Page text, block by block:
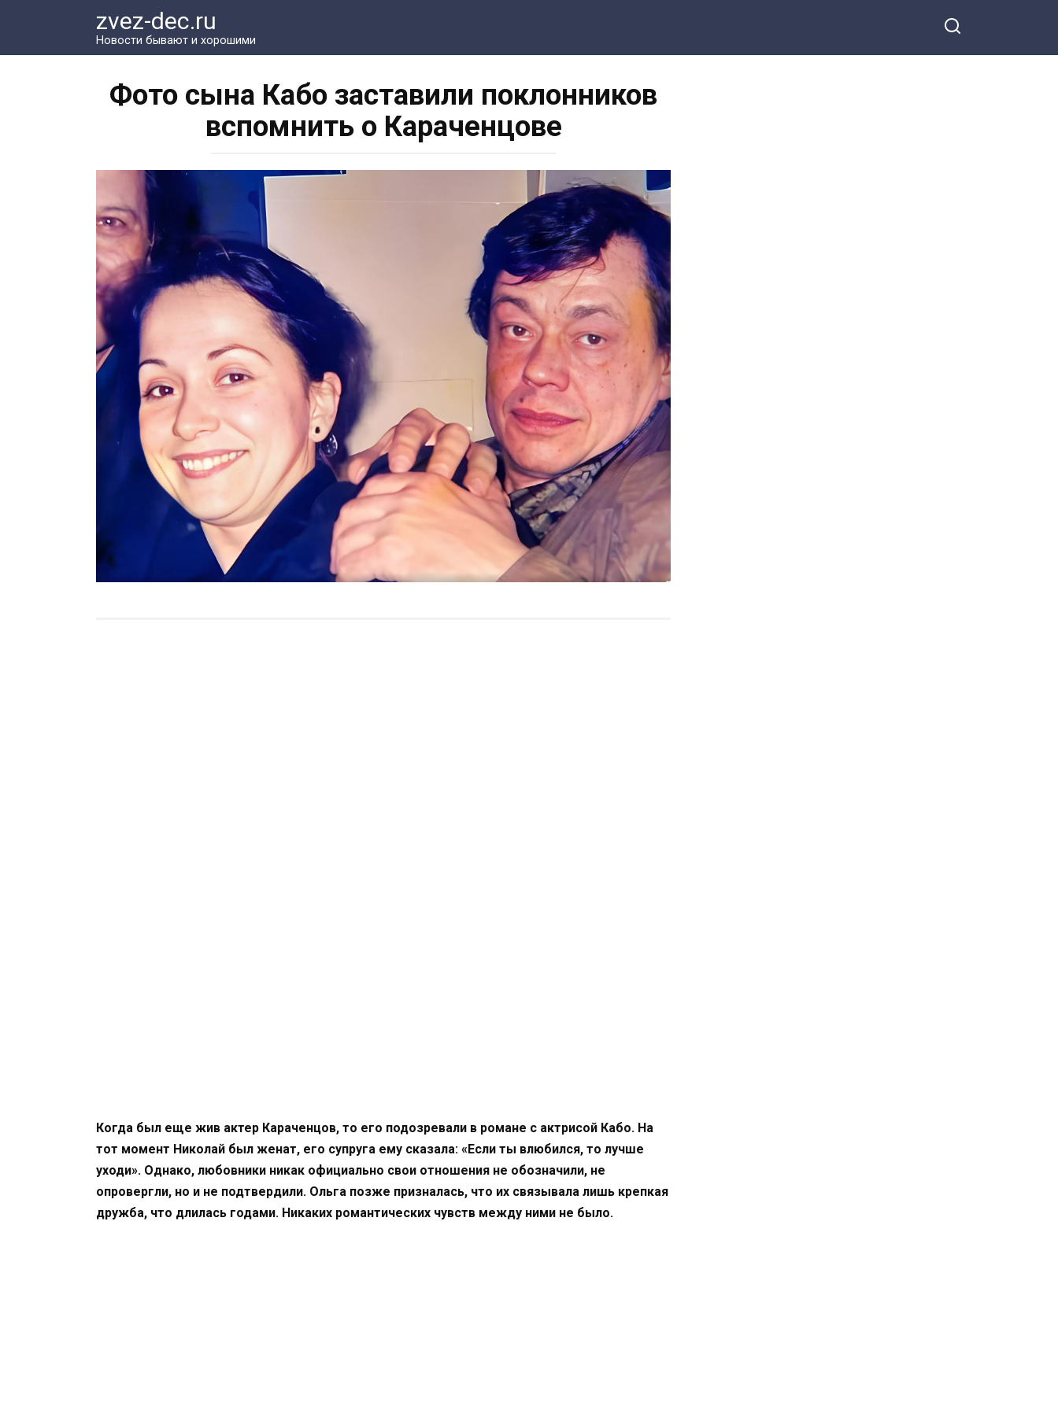
zvez-dec.ru
Новости бывают и хорошими
Фото сына Кабо заставили поклонников
вспомнить о Караченцове
Когда был еще жив актер Караченцов, то его подозревали в романе с актрисой Кабо. На
тот момент Николай был женат, его супруга ему сказала: «Если ты влюбился, то лучше
уходи». Однако, любовники никак официально свои отношения не обозначили, не
опровергли, но и не подтвердили. Ольга позже призналась, что их связывала лишь крепкая
дружба, что длилась годами. Никаких романтических чувств между ними не было.